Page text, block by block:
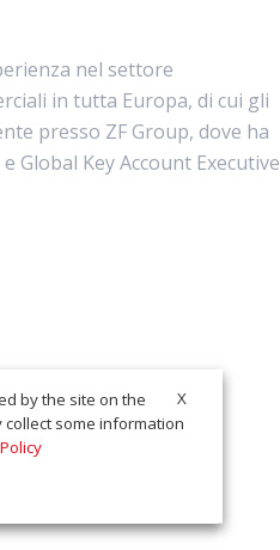
nel settore
in tutta Europa, di cui gli
presso ZF Group, dove ha
Global Key Account Executive
X
by the site on the
some information